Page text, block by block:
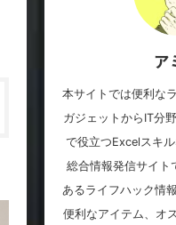
ア
本サイトでは便利な
ガジェットからIT分
で役立つExcelスキ
総合情報発信サイト
あるライフハック情
便利なアイテム、オ